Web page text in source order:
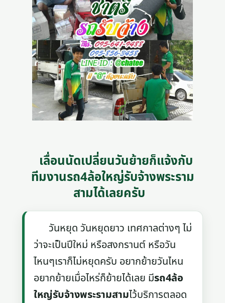
เลื่อนนัดเปลี่ยนวันย้ายก็แจ้งกับ
ทีมงานรถ4ล้อใหญ่รับจ้างพระราม
สามได้เลยครับ
วันหยุด วันหยุดยาว เทศกาลต่างๆ ไม่
ว่าจะเป็นปีใหม่ หรือสงกรานต์ หรือวัน
ไหนๆเราก็ไม่หยุดครับ อยากย้ายวันไหน
อยากย้ายเมื่อไหร่ก็ย้ายได้เลย มีรถ4ล้อ
ใหญ่รับจ้างพระรามสามไว้บริการตลอด